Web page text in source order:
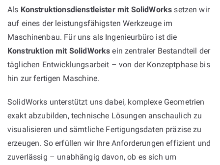
Als Konstruktionsdienstleister mit SolidWorks setzen wir
auf eines der leistungsfähigsten Werkzeuge im
Maschinenbau. Für uns als Ingenieurbüro ist die
Konstruktion mit SolidWorks ein zentraler Bestandteil der
täglichen Entwicklungsarbeit – von der Konzeptphase bis
hin zur fertigen Maschine.
SolidWorks unterstützt uns dabei, komplexe Geometrien
exakt abzubilden, technische Lösungen anschaulich zu
visualisieren und sämtliche Fertigungsdaten präzise zu
erzeugen. So erfüllen wir Ihre Anforderungen effizient und
zuverlässig – unabhängig davon, ob es sich um